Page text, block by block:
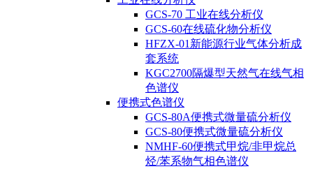
GCS-70 工业在线分析仪
GCS-60在线硫化物分析仪
HFZX-01新能源行业气体分析成
套系统
KGC2700隔爆型天然气在线气相
色谱仪
便携式色谱仪
GCS-80A便携式微量硫分析仪
GCS-80便携式微量硫分析仪
NMHF-60便携式甲烷/非甲烷总
烃/苯系物气相色谱仪